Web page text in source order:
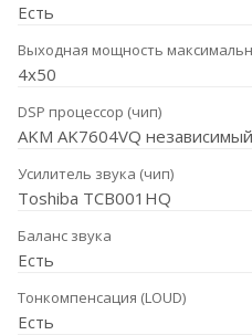
Есть
Выходная мощность
4x50
DSP процессор (чип)
AKM AK7604VQ
Усилитель звука (чип)
Toshiba TCB001HQ
Баланс звука
Есть
Тонкомпенсация (LOUD)
Есть